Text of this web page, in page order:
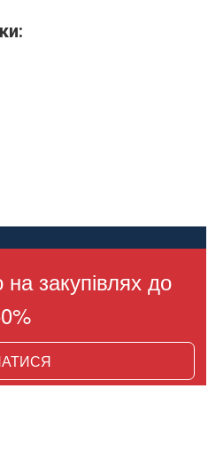
закупівлях до